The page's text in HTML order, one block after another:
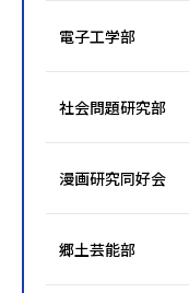
電子工学部
社会問題研究部
漫画研究同好会
郷土芸能部